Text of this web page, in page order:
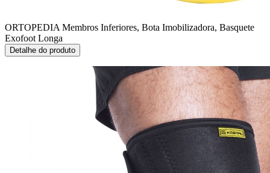
ORTOPEDIA Membros Inferiores, Bota Imobilizadora, Basquete
Exofoot Longa
Detalhe do produto